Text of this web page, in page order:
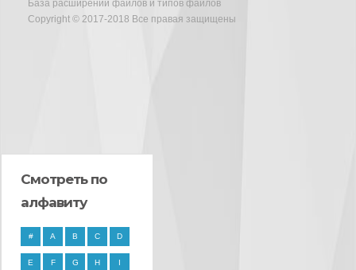
База расширений файлов и типов файлов
Copyright © 2017-2018 Все правая защищены
Смотреть по
алфавиту
# A B C D
E F G H I